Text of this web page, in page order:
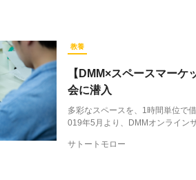
教養
【DMM×スペースマー
会に潜入
多彩なスペースを、1時間単位で
019年5月より、DMMオンライン
サトートモロー